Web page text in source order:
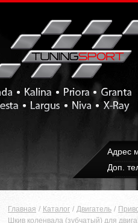
Адрес
Доп.
Главная Каталог Двигатель
Шкив коленвала (зубчатый) для